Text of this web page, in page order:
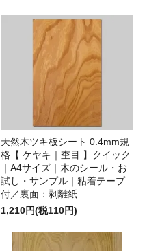
天然木ツキ板シート 0.4mm規
格【 ケヤキ｜杢目 】クイック
｜A4サイズ｜木のシール・お
試し・サンプル｜粘着テープ
付／裏面：剥離紙
1,210円(税110円)